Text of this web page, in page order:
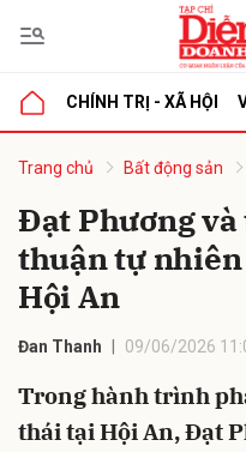
CHÍNH TRỊ - XÃ HỘI
Trang chủ Bất động sản
Đạt Phương
thuận tự
Hội An
Đan Thanh 09/06/2026
Trong hành trình
thái tại Hội An, Đạt
luận